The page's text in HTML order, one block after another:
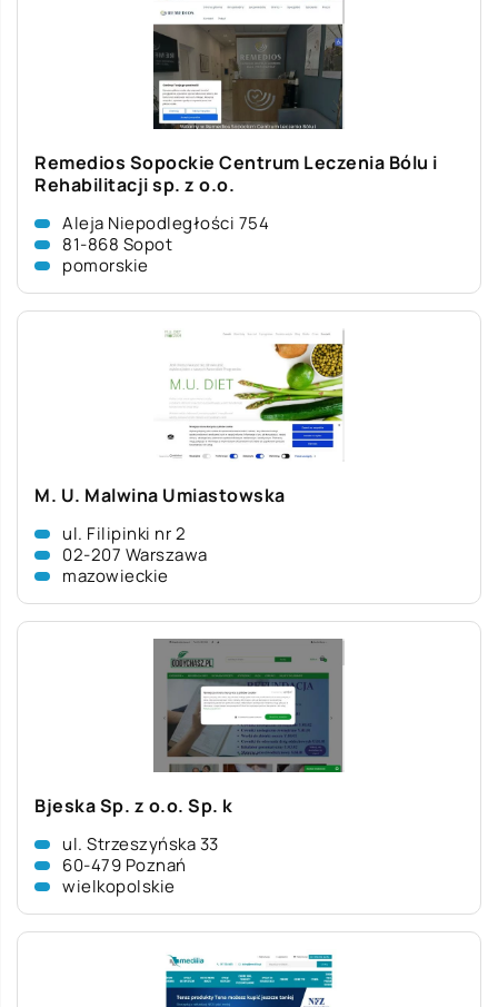
Remedios Sopockie Centrum Leczenia Bólu i
Rehabilitacji sp. z o.o.
Aleja Niepodległości 754
81-868 Sopot
pomorskie
M. U. Malwina Umiastowska
ul. Filipinki nr 2
02-207 Warszawa
mazowieckie
Bjeska Sp. z o.o. Sp. k
ul. Strzeszyńska 33
60-479 Poznań
wielkopolskie